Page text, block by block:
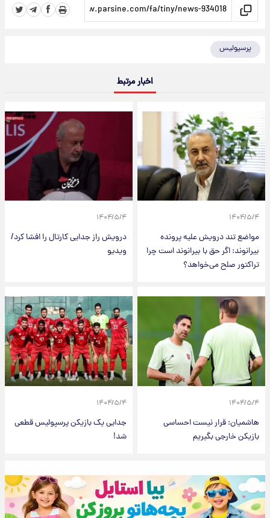
پرسپولیس
اخبار مرتبط
۱۴۰۴/۵/۴
مواضع تند درویش علیه پرونده
بیرانوند: اگر حق با بیرانوند است چرا
تراکتور صلح می‌خواهد؟
۱۴۰۴/۵/۴
درویش راز جدایی کارتال را افشا کرد/
ویدیو
۱۴۰۴/۵/۴
هاشمیان: قرار نیست احساسی
بازیکن خارجی بگیریم
۱۴۰۴/۵/۴
جدایی یک بازیکن پرسپولیس قطعی
شد!